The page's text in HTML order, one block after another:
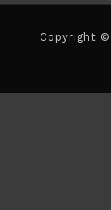
Copyright